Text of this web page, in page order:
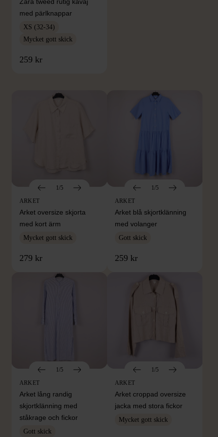
Zara tweed rutig kavaj
med pärlknappar
XS (32-34)
Mycket gott skick
259 kr
FRÅN SAMMA VARUMÄRKE
1/5
ARKET
Arket oversize skjorta
med kort ärm
Mycket gott skick
279 kr
1/5
ARKET
Arket blå skjortklänning
med volanger
Gott skick
259 kr
1/5
ARKET
Arket lång randig
skjortklänning med
ståkrage och fickor
Gott skick
1/5
ARKET
Arket croppad oversize
jacka med stora fickor
Mycket gott skick